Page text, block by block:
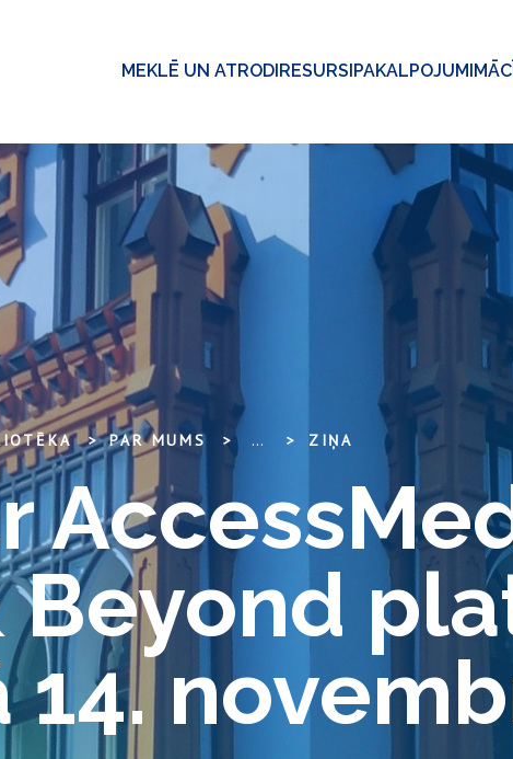
MEKLĒ UN ATRODIRESURSIPAKALPOJUMI
PAR MUMS ... ZIŅA
Beyond
14.